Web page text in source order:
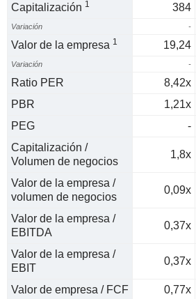
Capitalización 1 384
Variación -
Valor de la empresa 1 19,24
Variación -
Ratio PER 8,42x
PBR
1,21x
PEG
-
Capitalización /
Volumen de negocios
1,8x
Valor de la empresa /
volumen de negocios
0,09x
Valor de la empresa /
EBITDA
0,37x
Valor de la empresa /
EBIT
0,37x
Valor de empresa / FCF 0,77x